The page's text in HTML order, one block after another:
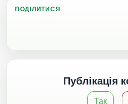
ПОДІЛИТИСЯ
Публікація
Так